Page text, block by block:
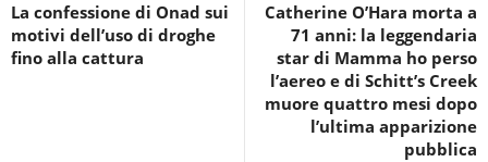
La confessione di Onad sui
motivi dell’uso di droghe
fino alla cattura
Catherine O’Hara morta a
71 anni: la leggendaria
star di Mamma ho perso
l’aereo e di Schitt’s Creek
muore quattro mesi dopo
l’ultima apparizione
pubblica